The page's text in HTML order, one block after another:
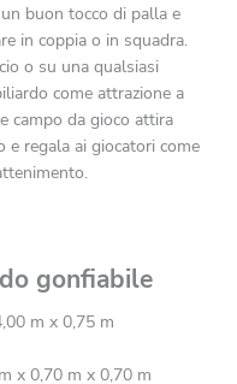
buon tocco di palla e
in coppia o in squadra.
o su una qualsiasi
come attrazione a
campo da gioco attira
e regala ai giocatori come
gonfiabile
m x 0,75 m
x 0,70 m x 0,70 m